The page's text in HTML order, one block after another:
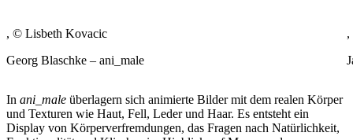
, © Lisbeth Kovacic
Georg Blaschke – ani_male
,
In ani_male überlagern sich animierte Bilder mit dem realen Körper
und Texturen wie Haut, Fell, Leder und Haar. Es entsteht ein
Display von Körperverfremdungen, das Fragen nach Natürlichkeit,